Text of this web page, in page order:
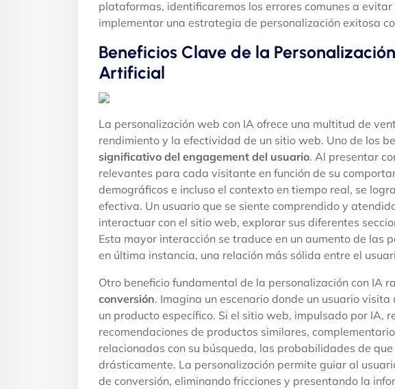
plataformas, identificaremos los errores comunes a
implementar una estrategia de personalización exitosa
Beneficios Clave de la
Artificial
La personalización web con IA ofrece una multitud de
rendimiento y la efectividad de un sitio web. Uno de los
significativo del engagement del usuario. Al presentar
relevantes para cada visitante en función de su
demográficos e incluso el contexto en tiempo real, se
efectiva. Un usuario que se siente comprendido y
interactuar con el sitio web, explorar sus diferentes
Esta mayor interacción se traduce en un aumento de las
en última instancia, una relación más sólida entre el
Otro beneficio fundamental de la personalización con IA
conversión. Imagina un escenario donde un usuario
un producto específico. Si el sitio web, impulsado por IA,
recomendaciones de productos similares,
relacionadas con su búsqueda, las probabilidades de
drásticamente. La personalización permite guiar al
de conversión, eliminando fricciones y presentando la